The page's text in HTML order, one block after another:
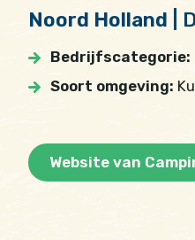
Noord Holland |
Bedrijfscategorie:
Soort omgeving:
Website van